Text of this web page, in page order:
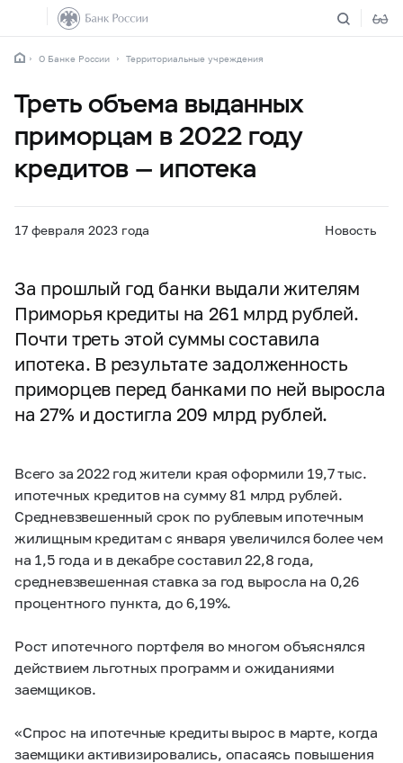
О Банке России Территориальные учреждения
Треть объема выданных
приморцам в 2022 году
кредитов — ипотека
17 февраля 2023 года Новость
За прошлый год банки выдали жителям
Приморья кредиты на 261 млрд рублей.
Почти треть этой суммы составила
ипотека. В результате задолженность
приморцев перед банками по ней выросла
на 27% и достигла 209 млрд рублей.
Всего за 2022 год жители края оформили 19,7 тыс.
ипотечных кредитов на сумму 81 млрд рублей.
Средневзвешенный срок по рублевым ипотечным
жилищным кредитам с января увеличился более чем
на 1,5 года и в декабре составил 22,8 года,
средневзвешенная ставка за год выросла на 0,26
процентного пункта, до 6,19%.
Рост ипотечного портфеля во многом объяснялся
действием льготных программ и ожиданиями
заемщиков.
«Спрос на ипотечные кредиты вырос в марте, когда
заемщики активизировались, опасаясь повышения